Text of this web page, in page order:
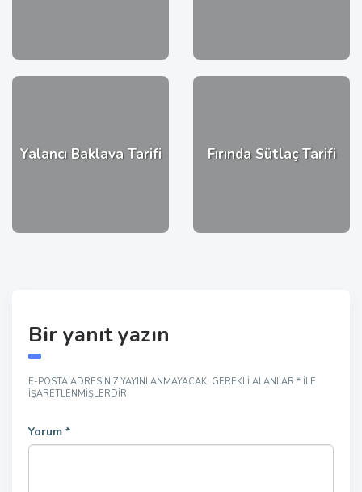
Yalancı Baklava Tarifi Fırında Sütlaç Tarifi
Bir yanıt yazın
E-POSTA ADRESINIZ YAYINLANMAYACAK. GEREKLI ALANLAR * ILE
IŞARETLENMIŞLERDIR
Yorum *